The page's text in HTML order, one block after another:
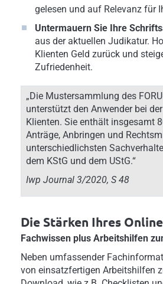
gelesen und auf Relevanz für
Untermauern Sie Ihre
aus der aktuellen Judikatur.
Klienten Geld zurück und
Zufriedenheit.
„Die Mustersammlung des
unterstützt den Anwender bei
Klienten. Sie enthält insgesamt
Anträge, Anbringen und
unterschiedlichsten
dem KStG und dem UStG.“
Iwp Journal 3/2020, S 48
Die Stärken Ihres
Fachwissen plus Arbeitshilfen
Neben umfassender
von einsatzfertigen Arbeitshilfen